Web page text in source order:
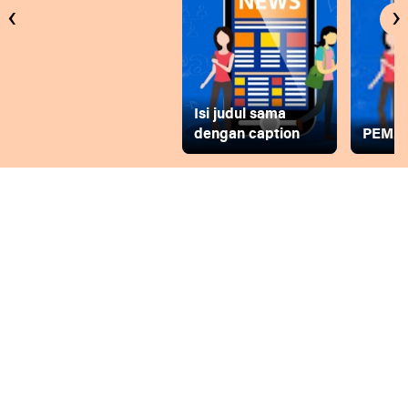
Isi judul sama
dengan caption
‹ ›